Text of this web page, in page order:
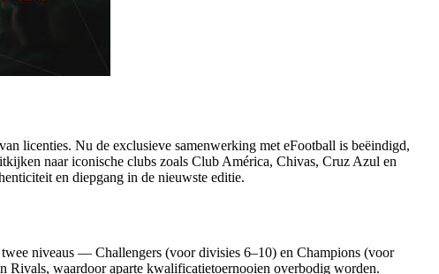
licenties. Nu de exclusieve samenwerking met eFootball is beëindigd,
naar iconische clubs zoals Club América, Chivas, Cruz Azul en
en diepgang in de nieuwste editie.
niveaus — Challengers (voor divisies 6–10) en Champions (voor
waardoor aparte kwalificatietoernooien overbodig worden.